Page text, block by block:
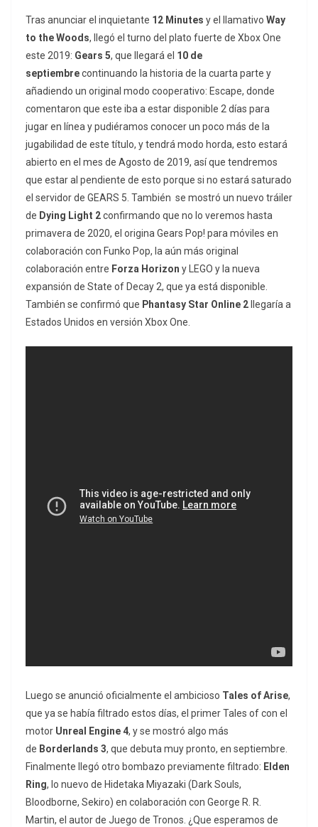
Tras anunciar el inquietante 12 Minutes y el llamativo Way
to the Woods, llegó el turno del plato fuerte de Xbox One
este 2019: Gears 5, que llegará el 10 de
septiembrecontinuando la historia de la cuarta parte y
añadiendo un original modo cooperativo: Escape, donde
comentaron que este iba a estar disponible 2 días para
jugar en línea y pudiéramos conocer un poco más de la
jugabilidad de este título, y tendrá modo horda, esto estará
abierto en el mes de Agosto de 2019, así que tendremos
que estar al pendiente de esto porque si no estará saturado
el servidor de GEARS 5. También se mostró un nuevo tráiler
de Dying Light 2confirmando que no lo veremos hasta
primavera de 2020, el origina Gears Pop! para móviles en
colaboración con Funko Pop, la aún más original
colaboración entre Forza Horizon y LEGO y la nueva
expansión de State of Decay 2, que ya está disponible.
También se confirmó que Phantasy Star Online 2 llegaría a
Estados Unidos en versión Xbox One.
Luego se anunció oficialmente el ambicioso Tales of Arise,
que ya se había filtrado estos días, el primer Tales of con el
motor Unreal Engine 4, y se mostró algo más
de Borderlands 3, que debuta muy pronto, en septiembre.
Finalmente llegó otro bombazo previamente filtrado: Elden
Ring, lo nuevo de Hidetaka Miyazaki (Dark Souls,
Bloodborne, Sekiro) en colaboración con George R. R.
Martin, el autor de Juego de Tronos. ¿Que esperamos de